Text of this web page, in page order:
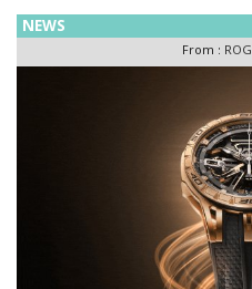
リン EXCALIBUR KNIGHTS
TALE MERLIN-THE
サー
NEWS
From :